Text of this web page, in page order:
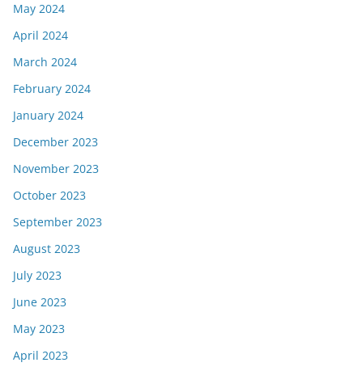
May 2024
April 2024
March 2024
February 2024
January 2024
December 2023
November 2023
October 2023
September 2023
August 2023
July 2023
June 2023
May 2023
April 2023